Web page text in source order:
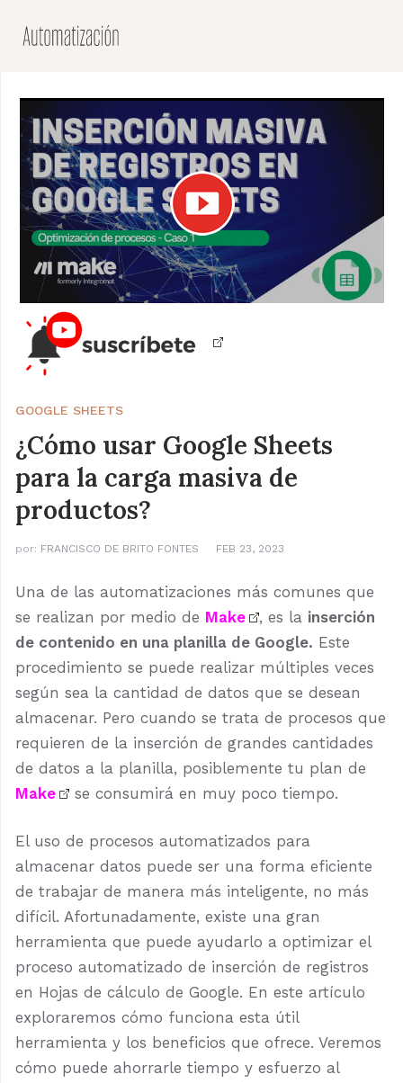
GOOGLE SHEETS
¿Cómo usar Google Sheets
para la carga masiva de
productos?
por: FRANCISCO DE BRITO FONTES FEB 23, 2023
Una de las automatizaciones más comunes que
se realizan por medio de Make , es la inserción
de contenido en una planilla de Google. Este
procedimiento se puede realizar múltiples veces
según sea la cantidad de datos que se desean
almacenar. Pero cuando se trata de procesos que
requieren de la inserción de grandes cantidades
de datos a la planilla, posiblemente tu plan de
Make
se consumirá en muy poco tiempo.
El uso de procesos automatizados para
almacenar datos puede ser una forma eficiente
de trabajar de manera más inteligente, no más
difícil. Afortunadamente, existe una gran
herramienta que puede ayudarlo a optimizar el
proceso automatizado de inserción de registros
en Hojas de cálculo de Google. En este artículo
exploraremos cómo funciona esta útil
herramienta y los beneficios que ofrece. Veremos
cómo puede ahorrarle tiempo y esfuerzo al